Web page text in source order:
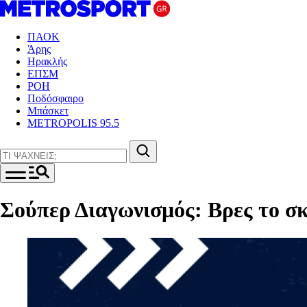
ΠΑΟΚ
Άρης
Ηρακλής
ΕΠΣΜ
ΡΟΗ
Ποδόσφαιρο
Μπάσκετ
METROPOLIS 95.5
Σούπερ Διαγωνισμός: Βρες το